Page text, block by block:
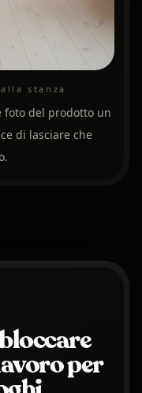
stanza
foto del prodotto un
di lasciare che
per